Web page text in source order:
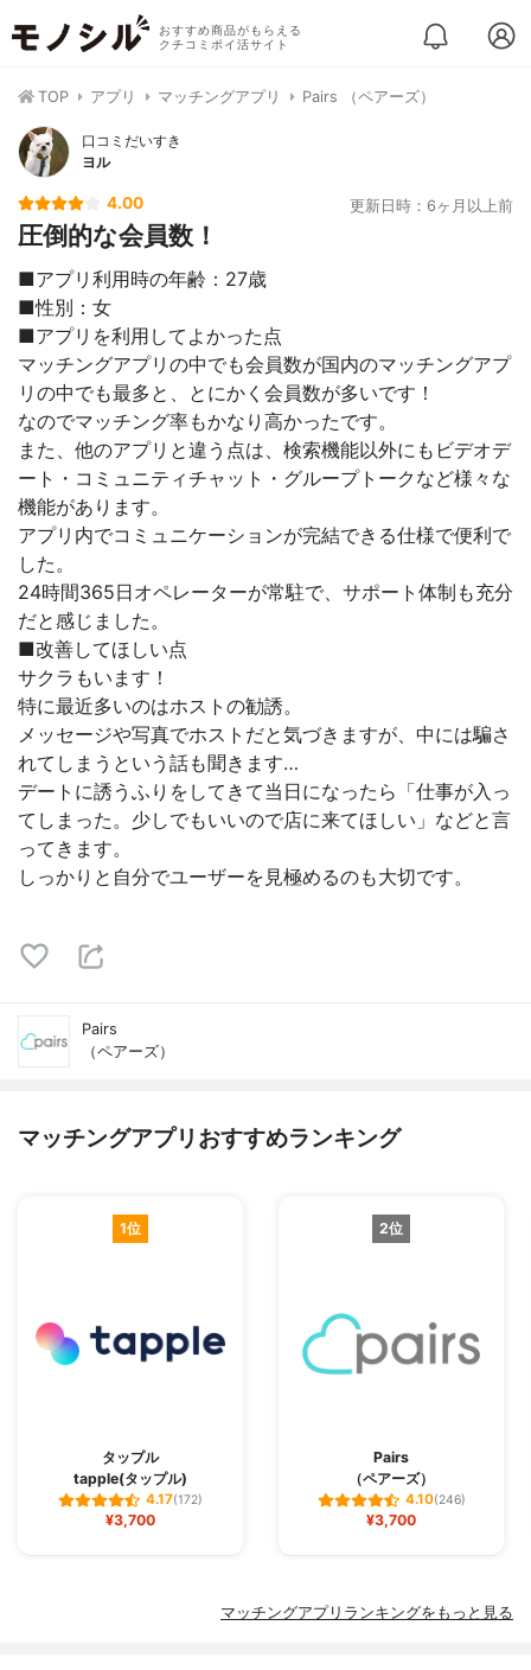
おすすめ商品がもらえる
クチコミポイ活サイト
TOP アプリ マッチングアプリ Pairs （ペアーズ）
口コミだいすき
ヨル
4.00 更新日時：6ヶ月以上前
圧倒的な会員数！
■アプリ利用時の年齢：27歳
■性別：女
■アプリを利用してよかった点
マッチングアプリの中でも会員数が国内のマッチングアプ
リの中でも最多と、とにかく会員数が多いです！
なのでマッチング率もかなり高かったです。
また、他のアプリと違う点は、検索機能以外にもビデオデ
ート・コミュニティチャット・グループトークなど様々な
機能があります。
アプリ内でコミュニケーションが完結できる仕様で便利で
した。
24時間365日オペレーターが常駐で、サポート体制も充分
だと感じました。
■改善してほしい点
サクラもいます！
特に最近多いのはホストの勧誘。
メッセージや写真でホストだと気づきますが、中には騙さ
れてしまうという話も聞きます…
デートに誘うふりをしてきて当日になったら「仕事が入っ
てしまった。少しでもいいので店に来てほしい」などと言
ってきます。
しっかりと自分でユーザーを見極めるのも大切です。
Pairs
（ペアーズ）
マッチングアプリおすすめランキング
1位
タップル
tapple(タップル)
4.17(172)
¥3,700
2位
Pairs
（ペアーズ）
4.10(246)
¥3,700
マッチングアプリランキングをもっと見る